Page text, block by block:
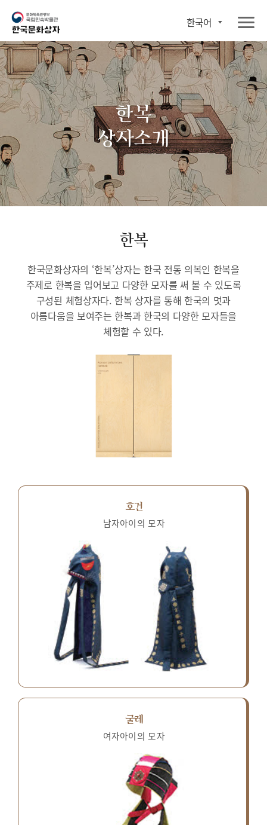
한국어
한복
상자소개
한복
한국문화상자의 ‘한복’상자는 한국 전통 의복인 한복을
주제로 한복을 입어보고 다양한 모자를 써 볼 수 있도록
구성된 체험상자다. 한복 상자를 통해 한국의 멋과
아름다움을 보여주는 한복과 한국의 다양한 모자들을
체험할 수 있다.
호건
남자아이의 모자
굴레
여자아이의 모자